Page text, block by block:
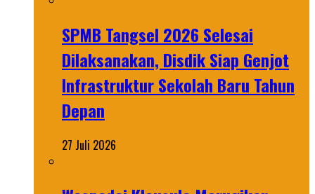
SPMB Tangsel 2026 Selesai
Dilaksanakan, Disdik Siap Genjot
Infrastruktur Sekolah Baru Tahun
Depan
27 Juli 2026